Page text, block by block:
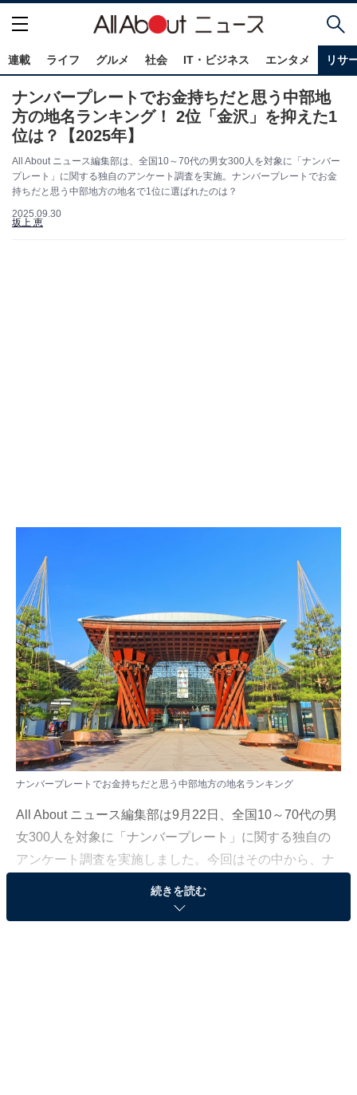
連載 ライフ グルメ 社会 IT・ビジネス エンタメ リサ
ナンバープレートでお金持ちだと思う中部地
方の地名ランキング！ 2位「金沢」を抑えた1
位は？【2025年】
All About ニュース編集部は、全国10～70代の男女300人を対象に「ナンバー
プレート」に関する独自のアンケート調査を実施。ナンバープレートでお金
持ちだと思う中部地方の地名で1位に選ばれたのは？
2025.09.30
坂上 恵
ナンバープレートでお金持ちだと思う中部地方の地名ランキング
All About ニュース編集部は9月22日、全国10～70代の男
女300人を対象に「ナンバープレート」に関する独自の
アンケート調査を実施しました。今回はその中から、ナ
ンバープレートでお金持ちだと思う中部地方の地名を紹
続きを読む